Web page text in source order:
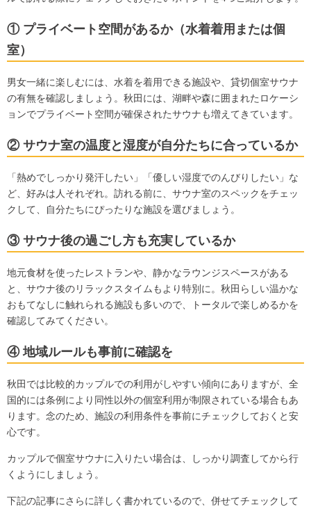
① プライベート空間があるか（水着着用または個
室）
男女一緒に楽しむには、水着を着用できる施設や、貸切個室サウナ
の有無を確認しましょう。秋田には、湖畔や森に囲まれたロケーシ
ョンでプライベート空間が確保されたサウナも増えてきています。
② サウナ室の温度と湿度が自分たちに合っているか
「熱めでしっかり発汗したい」「優しい湿度でのんびりしたい」な
ど、好みは人それぞれ。訪れる前に、サウナ室のスペックをチェッ
クして、自分たちにぴったりな施設を選びましょう。
③ サウナ後の過ごし方も充実しているか
地元食材を使ったレストランや、静かなラウンジスペースがある
と、サウナ後のリラックスタイムもより特別に。秋田らしい温かな
おもてなしに触れられる施設も多いので、トータルで楽しめるかを
確認してみてください。
④ 地域ルールも事前に確認を
秋田では比較的カップルでの利用がしやすい傾向にありますが、全
国的には条例により同性以外の個室利用が制限されている場合もあ
ります。念のため、施設の利用条件を事前にチェックしておくと安
心です。
カップルで個室サウナに入りたい場合は、しっかり調査してから行
くようにしましょう。
下記の記事にさらに詳しく書かれているので、併せてチェックして